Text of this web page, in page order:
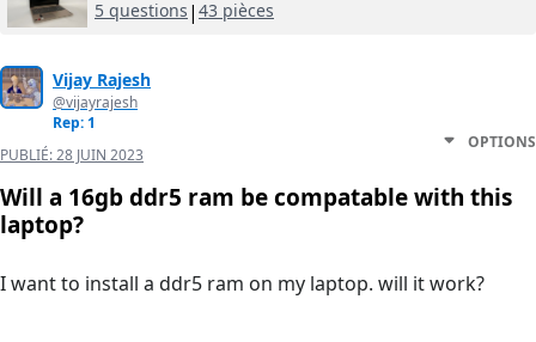
5 questions | 43 pièces
Vijay Rajesh
@vijayrajesh
Rep: 1
PUBLIÉ:28 JUIN 2023
OPTIONS
Will a 16gb ddr5 ram be compatable with this
laptop?
I want to install a ddr5 ram on my laptop. will it work?